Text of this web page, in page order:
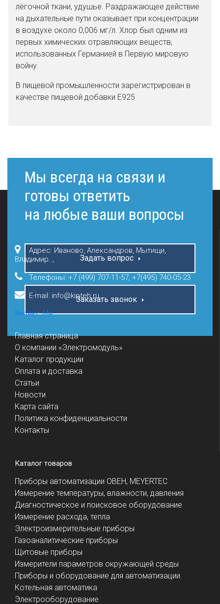
лёгочной ткани, удушье. Раздражающее действие
на дыхательные пути оказывает при концентрации
в воздухе около 0,006 мг/л. Хлор был одним из
первых химических отравляющих веществ,
использованных Германией в Первую мировую
войну.
В пищевой промышленности зарегистрирован в
качестве пищевой добавки E925
Мы всегда на связи и
готовы ответить
на любые ваши вопросы
Задать вопрос
Заказать звонок
Адрес: Иваново, Александров, Мытищи,
Владимир..,
Телефоны: +7 (499) 707-11-57, +7(495) 740-05-23
E-mail: info@kipteh.ru
Главная страница
О компании «Электромодуль»
Каталог продукции
Оплата и доставка
Статьи
Новости
Карта сайта
Политика конфиденциальности
Контакты
Каталог товаров
Приборы автоматизации ОВЕН, MEYERTEC
Измерение температуры, влажности, давления
Диагностическое и поисковое оборудование
Измерение расхода, тепла
Электроизмерительные приборы
Газоаналитические приборы
Щитовые приборы
Измерители параметров окружающей среды
Приборы и оборудование для автоматизации.
Котельная автоматика
Электрооборудование